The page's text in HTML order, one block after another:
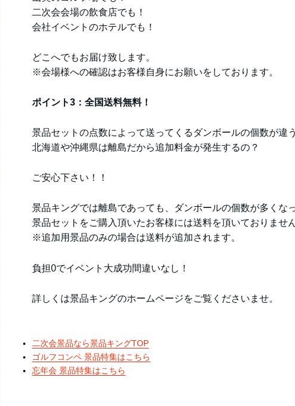
二次会会場の飲食店でも！
会社イベントのホテルでも！
どこへでもお届け致します。
※会場様への確認はお客様自身にお願いをしております。
ポイント3：全国送料無料！
景品セットの点数によって送ってくるダンボールの個数が違
北海道や沖縄県は離島だから追加料金が発生するの？
ご安心下さい！！
景品キングでは離島であっても、ダンボールの個数が多くな
景品セットをご購入頂いたお客様には送料を頂いておりませ
※追加用景品のみの場合は送料が追加されます。
負担0でイベント大成功間違いなし！
詳しくは景品キングのホームページをご覧くださいませ。
二次会景品なら景品キングTOP
ゴルフコンペ 景品特集はこちら
忘年会 景品特集はこちら